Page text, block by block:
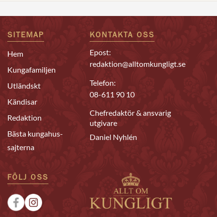
SITEMAP
Hem
Kungafamiljen
Utländskt
Kändisar
Redaktion
Bästa kungahus-
sajterna
KONTAKTA OSS
Epost:
redaktion@alltomkungligt.se
Telefon:
08-611 90 10
Chefredaktör & ansvarig
utgivare
Daniel Nyhlén
FÖLJ OSS